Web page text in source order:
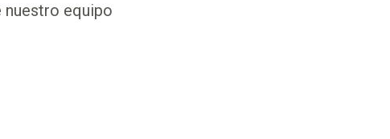
nuestro equipo